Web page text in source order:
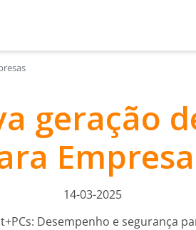
geração
14-03-2025
Desempenho e segurança